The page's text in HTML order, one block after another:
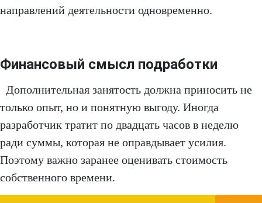
направлений деятельности одновременно.
Финансовый смысл подработки
Дополнительная занятость должна приносить не
только опыт, но и понятную выгоду. Иногда
разработчик тратит по двадцать часов в неделю
ради суммы, которая не оправдывает усилия.
Поэтому важно заранее оценивать стоимость
собственного времени.